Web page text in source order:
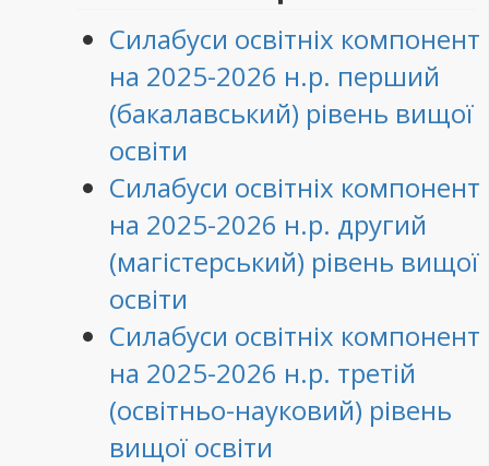
Силабуси освітніх компонент
на 2025-2026 н.р. перший
(бакалавський) рівень вищої
освіти
Силабуси освітніх компонент
на 2025-2026 н.р. другий
(магістерський) рівень вищої
освіти
Силабуси освітніх компонент
на 2025-2026 н.р. третій
(освітньо-науковий) рівень
вищої освіти